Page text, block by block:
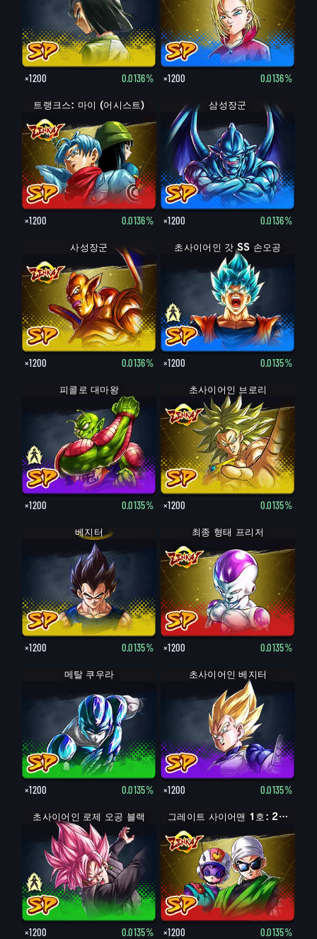
×1200 0.0136% ×1200 0.0136%
트랭크스: 마이 (어시스트)
×1200 0.0136%
삼성장군
×1200 0.0136%
사성장군
×1200 0.0136%
초사이어인 갓 SS 손오공
×1200 0.0135%
피콜로 대마왕
×1200 0.0135%
초사이어인 브로리
×1200 0.0135%
베지터
×1200 0.0135%
최종 형태 프리저
×1200 0.0135%
메탈 쿠우라
×1200 0.0135%
초사이어인 베지터
×1200 0.0135%
초사이어인 로제 오공 블랙
×1200 0.0135%
그레이트 사이어맨 1호: 2호 (어시스트)
×1200 0.0135%